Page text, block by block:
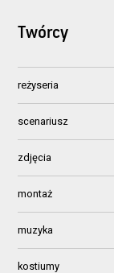
Twórcy
reżyseria
scenariusz
zdjęcia
montaż
muzyka
kostiumy